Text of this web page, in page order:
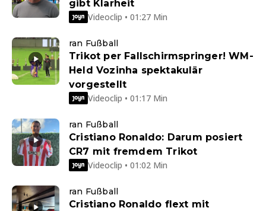
gibt Klarheit
Videoclip • 01:27 Min
ran Fußball
Trikot per Fallschirmspringer! WM-
Held Vozinha spektakulär
vorgestellt
Videoclip • 01:17 Min
ran Fußball
Cristiano Ronaldo: Darum posiert
CR7 mit fremdem Trikot
Videoclip • 01:02 Min
ran Fußball
Cristiano Ronaldo flext mit